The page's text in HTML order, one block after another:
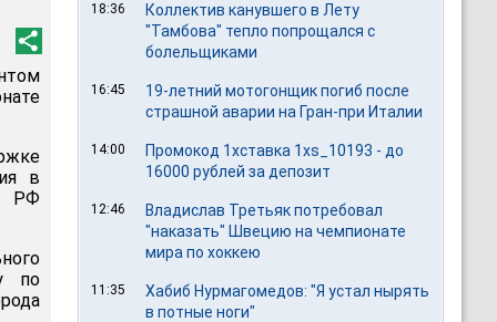
в
РФ
по
18:36
Коллектив канувшего в Лету
"Тамбова" тепло попрощался с
болельщиками
16:45
19-летний мотогонщик погиб после
страшной аварии на Гран-при Италии
14:00
Промокод 1хставка 1xs_10193 - до
16000 рублей за депозит
12:46
Владислав Третьяк потребовал
"наказать" Швецию на чемпионате
мира по хоккею
11:35
Хабиб Нурмагомедов: "Я устал нырять
в потные ноги"